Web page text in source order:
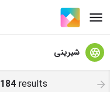
شیرینی
184 results